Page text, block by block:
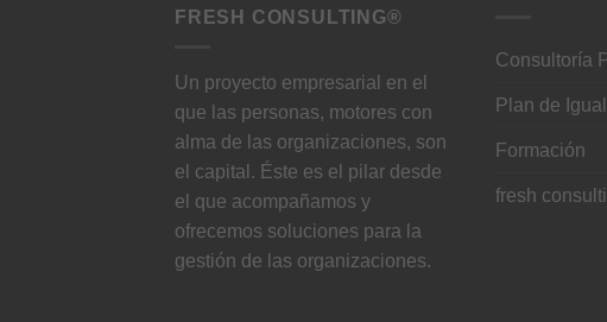
FRESH CONSULTING®
Un proyecto empresarial en el
que las personas, motores con
alma de las organizaciones, son
el capital. Éste es el pilar desde
el que acompañamos y
ofrecemos soluciones para la
gestión de las organizaciones.
Consultoría
Plan de
Formación
fresh